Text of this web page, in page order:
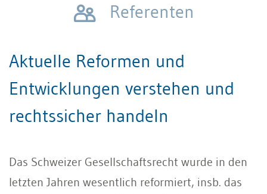
Referenten
Aktuelle Reformen und
Entwicklungen verstehen und
rechtssicher handeln
Das Schweizer Gesellschaftsrecht wurde in den
letzten Jahren wesentlich reformiert, insb. das